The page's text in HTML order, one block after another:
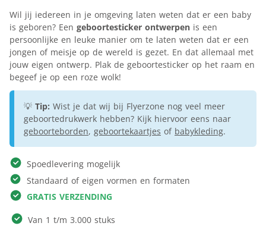
Wil jij iedereen in je omgeving laten weten dat er een baby
is geboren? Een geboortesticker ontwerpen is een
persoonlijke en leuke manier om te laten weten dat er een
jongen of meisje op de wereld is gezet. En dat allemaal met
jouw eigen ontwerp. Plak de geboortesticker op het raam en
begeef je op een roze wolk!
💡 Tip: Wist je dat wij bij Flyerzone nog veel meer
geboortedrukwerk hebben? Kijk hiervoor eens naar
geboorteborden, geboortekaartjes of babykleding.
Spoedlevering mogelijk
Standaard of eigen vormen en formaten
GRATIS VERZENDING
Van 1 t/m 3.000 stuks